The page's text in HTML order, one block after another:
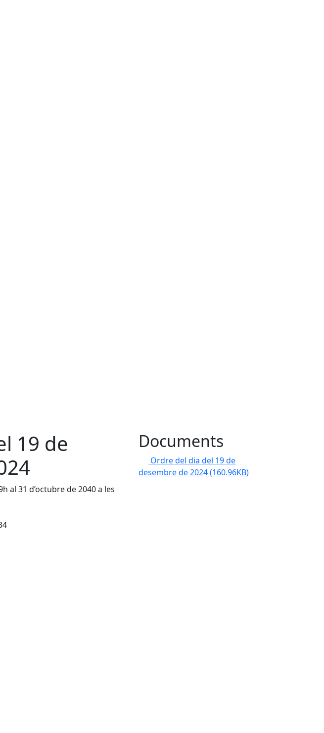
19 de
al 31 d’octubre de 2040 a les
Documents
Ordre del dia del 19 de
desembre de 2024(160.96KB)